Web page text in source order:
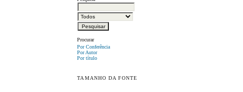
Procurar
Por Conferência
Por Autor
Por título
TAMANHO DA FONTE